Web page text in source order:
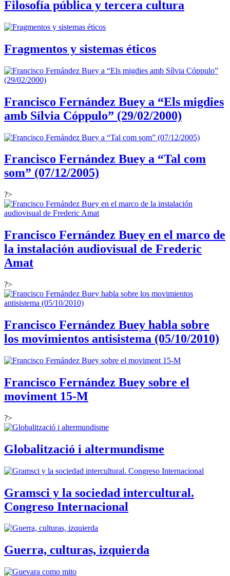
Filosofía pública y tercera cultura
Fragmentos y sistemas éticos
Francisco Fernández Buey a “Els migdies
amb Sílvia Cóppulo” (29/02/2000)
Francisco Fernández Buey a “Tal com
som” (07/12/2005)
?>
Francisco Fernández Buey en el marco de
la instalación audiovisual de Frederic
Amat
?>
Francisco Fernández Buey habla sobre
los movimientos antisistema (05/10/2010)
Francisco Fernández Buey sobre el
moviment 15-M
?>
Globalització i altermundisme
Gramsci y la sociedad intercultural.
Congreso Internacional
Guerra, culturas, izquierda